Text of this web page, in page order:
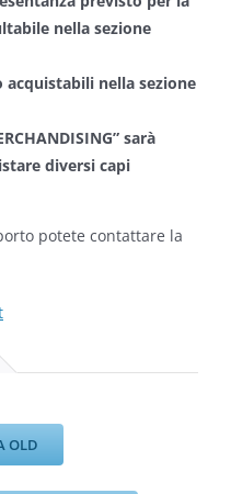
nella sezione
acquistabili nella sezione
sarà
diversi capi
potete contattare la
OLD